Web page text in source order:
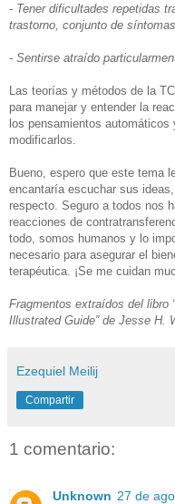
- Tener dificultades repetidas
trastorno, conjunto de
- Sentirse atraído
Las teorías y métodos de la
para manejar y entender la
los pensamientos
modificarlos.
Bueno, espero que este tema
encantaría escuchar sus
respecto. Seguro a todos nos
reacciones de
todo, somos humanos y lo
necesario para asegurar el
terapéutica. ¡Se me cuidan
Fragmentos extraídos del libro
Illustrated Guide” de Jesse H.
Ezequiel Meilij
Compartir
1 comentario:
Unknown 27 de